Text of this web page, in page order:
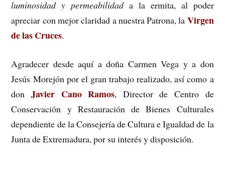
luminosidad y permeabilidada la ermita, al poder
apreciar con mejor claridad a nuestra Patrona, la Virgen
de las Cruces.
Agradecer desde aquí a doña Carmen Vega y a don
Jesús Morejón por el gran trabajo realizado, así como a
don Javier Cano Ramos, Director de Centro de
Conservación y Restauración de Bienes Culturales
dependiente de la Consejería de Cultura e Igualdad de la
Junta de Extremadura, por su interés y disposición.